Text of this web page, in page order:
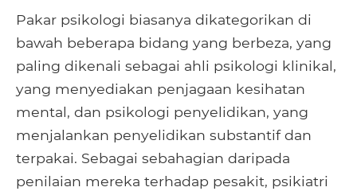
Pakar psikologi biasanya dikategorikan di
bawah beberapa bidang yang berbeza, yang
paling dikenali sebagai ahli psikologi klinikal,
yang menyediakan penjagaan kesihatan
mental, dan psikologi penyelidikan, yang
menjalankan penyelidikan substantif dan
terpakai. Sebagai sebahagian daripada
penilaian mereka terhadap pesakit, psikiatri